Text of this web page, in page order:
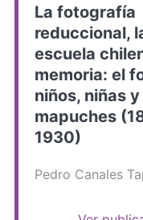
La fotografía
reduccional,
escuela
memoria: el
niños, niñas
mapuches
1930)
Pedro Canales